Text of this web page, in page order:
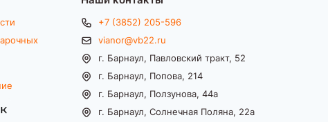
+7 (3852) 205-596
vianor@vb22.ru
г. Барнаул, Павловский тракт, 52
г. Барнаул, Попова, 214
г. Барнаул, Ползунова, 44а
г. Барнаул, Солнечная Поляна, 22а